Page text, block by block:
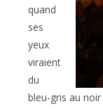
quand
ses
yeux
viraient
du
bleu-gris au noir